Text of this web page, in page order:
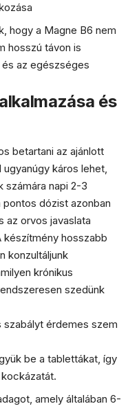
hogy a Magne B6 nem
hosszú távon is
az egészséges
és
betartani az ajánlott
káros lehet,
számára napi 2-3
pontos dózist azonban
az orvos javaslata
készítmény hosszabb
konzultáljunk
krónikus
szedünk
szabályt érdemes szem
be a tablettákat, így
amely általában 6-